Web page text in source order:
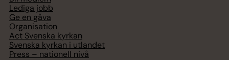
Lediga jobb
Ge en gåva
Organisation
Act Svenska kyrkan
Svenska kyrkan i utlandet
Press – nationell nivå